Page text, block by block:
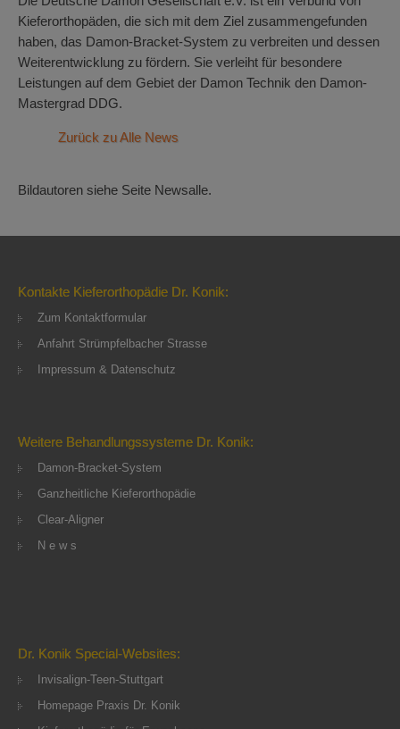
Kieferorthopäden, die sich mit dem Ziel zusammengefunden
haben, das Damon-Bracket-System zu verbreiten und dessen
Weiterentwicklung zu fördern. Sie verleiht für besondere
Leistungen auf dem Gebiet der Damon Technik den Damon-
Mastergrad DDG.
Zurück zu Alle News
Bildautoren siehe Seite Newsalle.
Kontakte Kieferorthopädie Dr. Konik:
Zum Kontaktformular
Anfahrt Strümpfelbacher Strasse
Impressum & Datenschutz
Weitere Behandlungssysteme Dr. Konik:
Damon-Bracket-System
Ganzheitliche Kieferorthopädie
Clear-Aligner
N e w s
Dr. Konik Special-Websites:
Invisalign-Teen-Stuttgart
Homepage Praxis Dr. Konik